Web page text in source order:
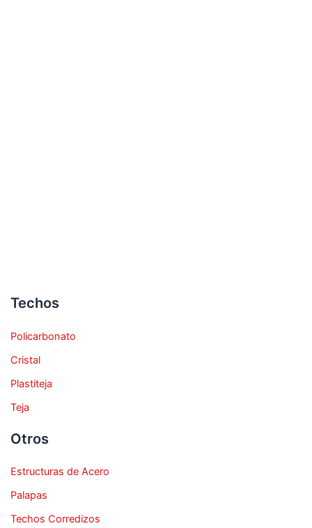
Techos
Policarbonato
Cristal
Plastiteja
Teja
Otros
Estructuras de Acero
Palapas
Techos Corredizos